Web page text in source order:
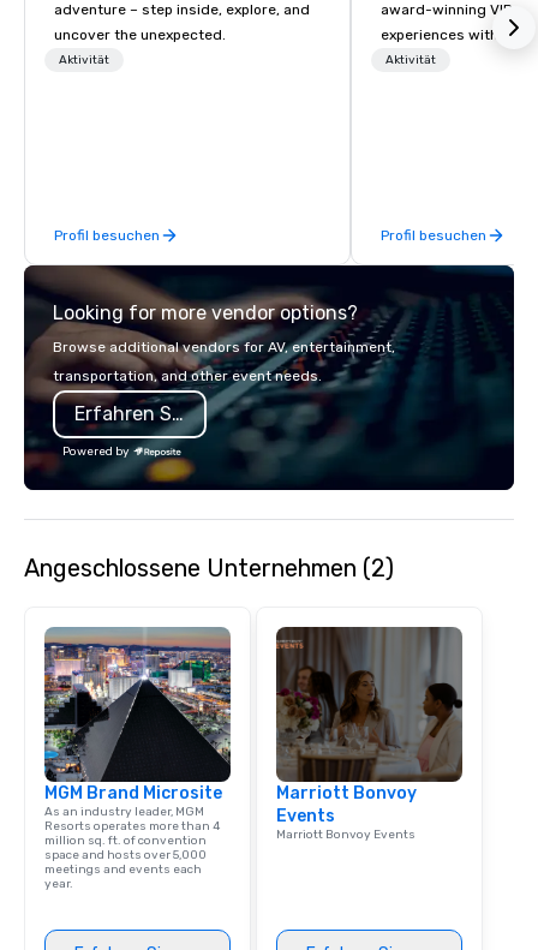
adventure – step inside, explore, and
uncover the unexpected.
Aktivität
Profil besuchen
award-winning VIP
experiences with
restaurants
and craft cocktails at
with complete VIP
opportunity to sit
colleagues at each
mingle, and easily
engaging information
dining experience
team building. All-Inclusive Group
Dining When meeting
corporate group
Smacking Foodie
group is assured a
experience with three
signature dishes at
person with tax and
provides guests a
Aktivität
Profil besuchen
Looking for more vendor options?
Browse additional vendors for AV, entertainment,
transportation, and other event needs.
Erfahren Sie mehr
Powered by
Angeschlossene Unternehmen (2)
MGM Brand Microsite
As an industry leader, MGM
Resorts operates more than 4
million sq. ft. of convention
space and hosts over 5,000
meetings and events each
year.
Marriott Bonvoy
Events
Marriott Bonvoy Events